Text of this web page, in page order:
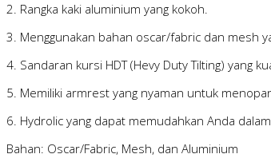
2. Rangka kaki aluminium yang kokoh.
3. Menggunakan bahan oscar/fabric dan mesh
4. Sandaran kursi HDT (Hevy Duty Tilting) yang
5. Memiliki armrest yang nyaman untuk
6. Hydrolic yang dapat memudahkan Anda
Bahan: Oscar/Fabric, Mesh, dan Aluminium